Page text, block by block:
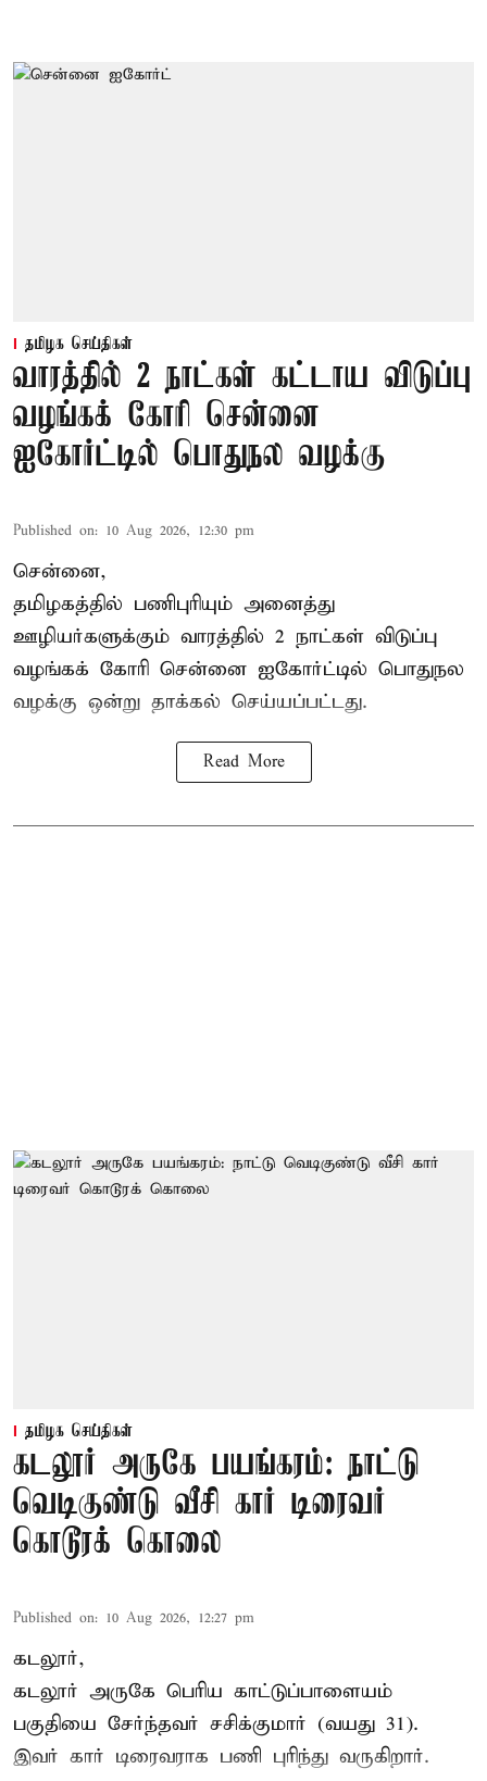
தமிழக செய்திகள்
வாரத்தில் 2 நாட்கள் கட்டாய விடுப்பு
வழங்கக் கோரி சென்னை
ஐகோர்ட்டில் பொதுநல வழக்கு
Published on: 10 Aug 2026, 12:30 pm
சென்னை,
தமிழகத்தில் பணிபுரியும் அனைத்து
ஊழியர்களுக்கும் வாரத்தில் 2 நாட்கள் விடுப்பு
வழங்கக் கோரி சென்னை ஐகோர்ட்டில் பொதுநல
வழக்கு ஒன்று தாக்கல் செய்யப்பட்டது.
Read More
தமிழக செய்திகள்
கடலூர் அருகே பயங்கரம்: நாட்டு
வெடிகுண்டு வீசி கார் டிரைவர்
கொடூரக் கொலை
Published on: 10 Aug 2026, 12:27 pm
கடலூர்,
கடலூர் அருகே பெரிய காட்டுப்பாளையம்
பகுதியை சேர்ந்தவர் சசிக்குமார் (வயது 31).
இவர் கார் டிரைவராக பணி புரிந்து வருகிறார்.